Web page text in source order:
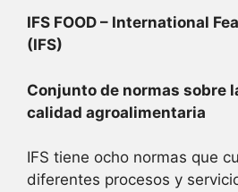
IFS FOOD – International
(IFS)
Conjunto de normas sobre
calidad agroalimentaria
IFS tiene ocho normas que
diferentes procesos y